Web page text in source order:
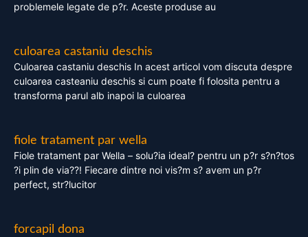
problemele legate de p?r. Aceste produse au
culoarea castaniu deschis
Culoarea castaniu deschis In acest articol vom discuta despre
culoarea casteaniu deschis si cum poate fi folosita pentru a
transforma parul alb inapoi la culoarea
fiole tratament par wella
Fiole tratament par Wella – solu?ia ideal? pentru un p?r s?n?tos
?i plin de via??! Fiecare dintre noi vis?m s? avem un p?r
perfect, str?lucitor
forcapil dona